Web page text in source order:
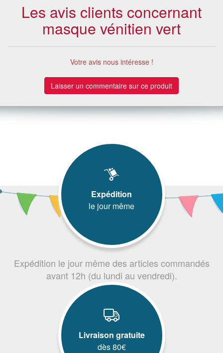
Les avis clients concernant
masque vénitien vert
Votre avis nous intéresse !
Laisser un commentaire sur ce produit
Expédition
le jour même
Expédition le jour même des articles commandés
avant 12h (du lundi au vendredi).
Livraison gratuite
dès 80€